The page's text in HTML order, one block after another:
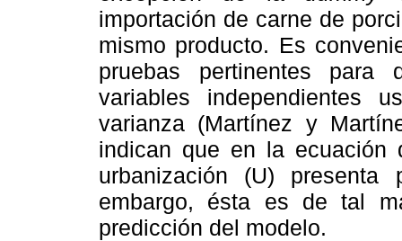
importación de carne de
mismo producto. Es
pruebas pertinentes para
variables independientes
varianza (Martínez y
indican que en la ecuación
urbanización (U) presenta
embargo, ésta es de tal
predicción del modelo.